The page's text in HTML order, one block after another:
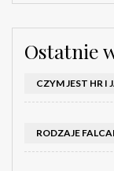
Ostatnie
CZYM JEST HR I